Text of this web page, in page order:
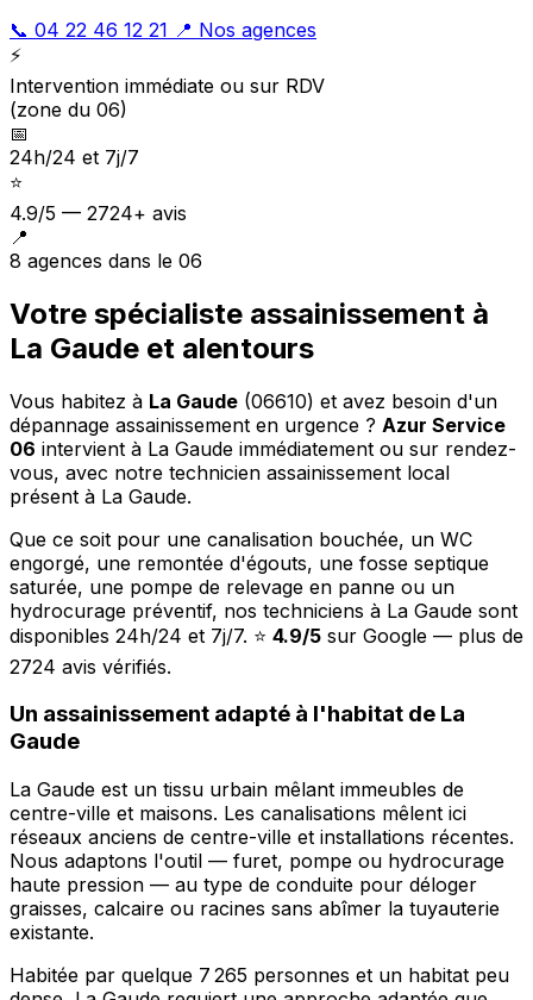
📞 04 22 46 12 21 📍 Nos agences
⚡
Intervention immédiate ou sur RDV
(zone du 06)
📅
24h/24 et 7j/7
⭐
4.9/5 — 2724+ avis
📍
8 agences dans le 06
Votre spécialiste assainissement à
La Gaude et alentours
Vous habitez à La Gaude (06610) et avez besoin d'un
dépannage assainissement en urgence ? Azur Service
06 intervient à La Gaude immédiatement ou sur rendez-
vous, avec notre technicien assainissement local
présent à La Gaude.
Que ce soit pour une canalisation bouchée, un WC
engorgé, une remontée d'égouts, une fosse septique
saturée, une pompe de relevage en panne ou un
hydrocurage préventif, nos techniciens à La Gaude sont
disponibles 24h/24 et 7j/7. ⭐ 4.9/5 sur Google — plus de
2724 avis vérifiés.
Un assainissement adapté à l'habitat de La
Gaude
La Gaude est un tissu urbain mêlant immeubles de
centre-ville et maisons. Les canalisations mêlent ici
réseaux anciens de centre-ville et installations récentes.
Nous adaptons l'outil — furet, pompe ou hydrocurage
haute pression — au type de conduite pour déloger
graisses, calcaire ou racines sans abîmer la tuyauterie
existante.
Habitée par quelque 7 265 personnes et un habitat peu